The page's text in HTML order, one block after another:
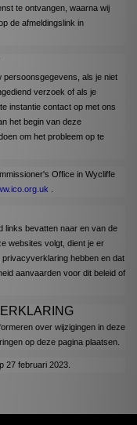
te ontvangen, waarna wij
de afmeldingslink in
persoonsgegevens, als je niet
verzoek of als je
instantie contact op met ons
het begin van deze
om het probleem op te
Office in Wycliffe
.
links bevatten naar en van de
websites volgt, dient je er
hebben en dat
aanvaarden voor dit beleid of
over wijzigingen in deze
op deze pagina plaatsen.
27 februari 2023.